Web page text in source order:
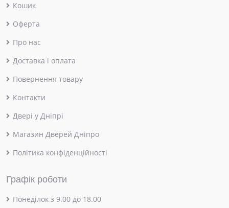
Кошик
Оферта
Про нас
Доставка і оплата
Повернення товару
Контакти
Двері у Дніпрі
Магазин Дверей Дніпро
Політика конфіденційності
Графік роботи
Понеділок з 9.00 до 18.00